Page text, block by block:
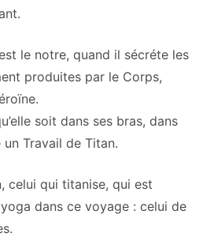
le notre, quand il sécréte les
produites par le Corps,
soit dans ses bras, dans
Travail de Titan.
celui qui titanise, qui est
dans ce voyage : celui de